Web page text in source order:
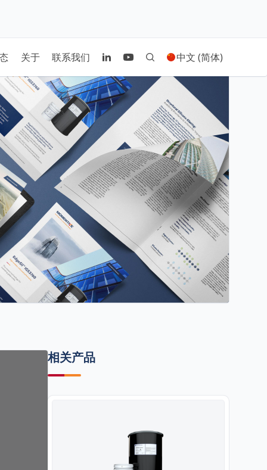
关于 联系我们 中文 (简体)
相关产品